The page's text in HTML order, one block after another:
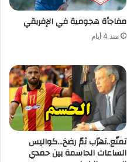
مفاجأة هجومية في الإفريقي
منذ 4 أيام
تمنّع..تهرّب ثمّ رضخ…كواليس
الساعات الحاسمة بين حمدي